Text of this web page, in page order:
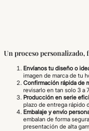
Un proceso personalizado,
Envíanos tu diseño o
imagen de marca de tu
Confirmación rápida de
revisarlo en tan solo 3 a
Producción en serie
plazo de entrega rápido
Embalaje y envío
embalan de forma
presentación de alta